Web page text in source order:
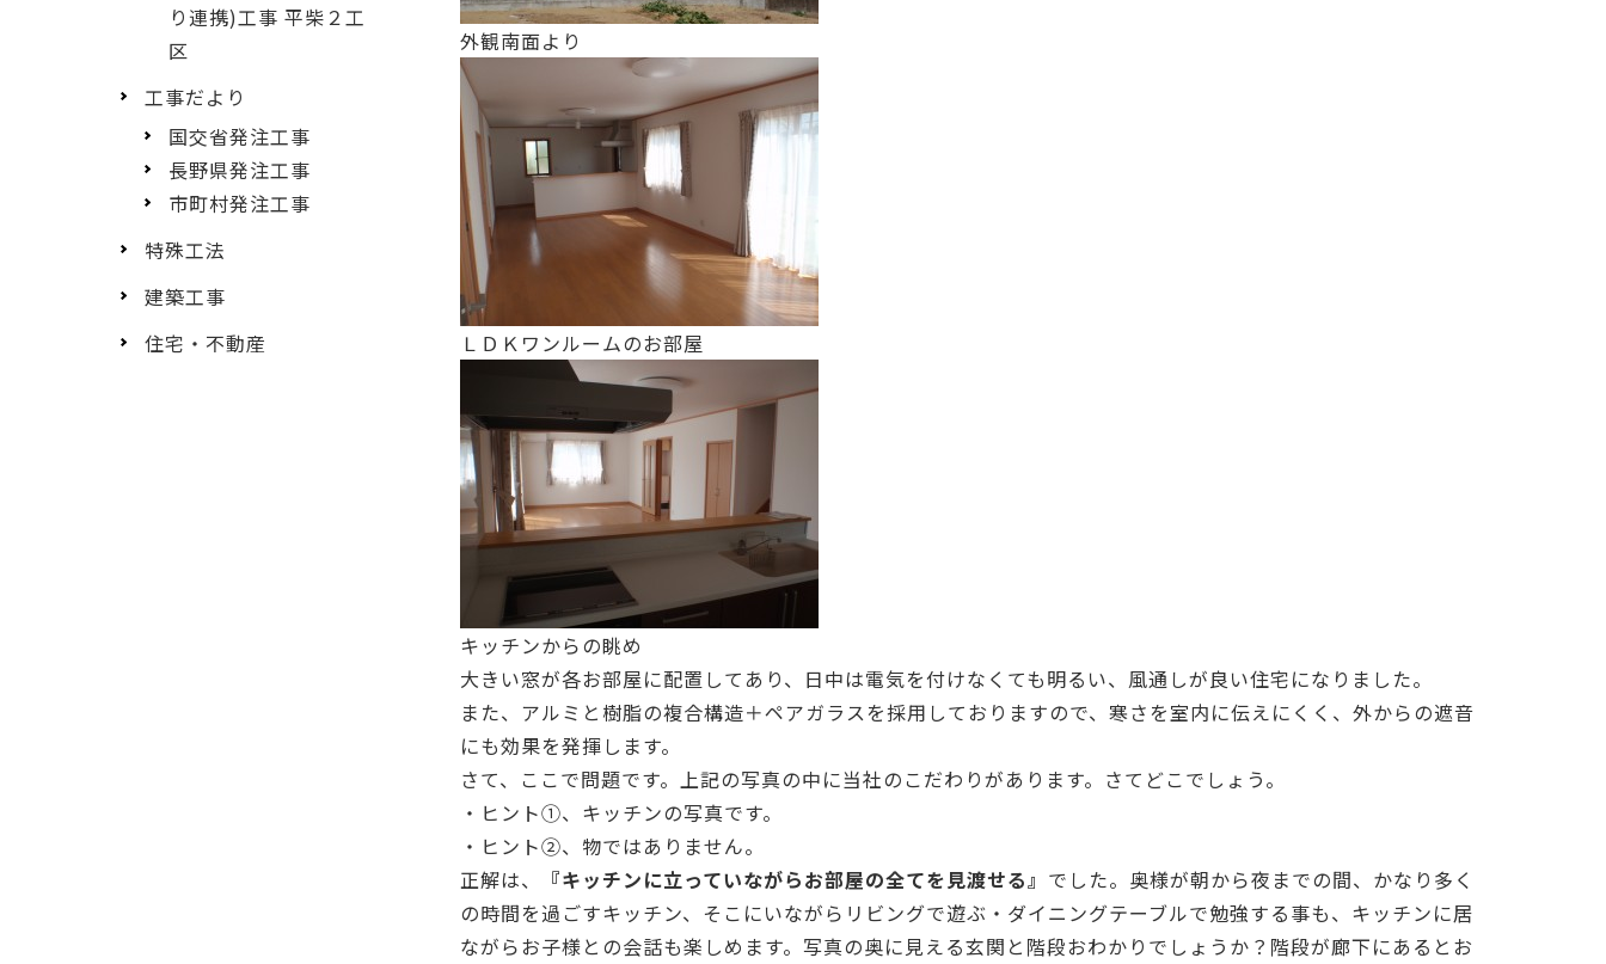
外観南面より
ＬＤＫワンルームのお部屋
キッチンからの眺め
大きい窓が各お部屋に配置してあり、日中は電気を付けなくても明るい、風通しが良い住宅になりました。
また、アルミと樹脂の複合構造＋ペアガラスを採用しておりますので、寒さを室内に伝えにくく、外からの遮音
にも効果を発揮します。
さて、ここで問題です。上記の写真の中に当社のこだわりがあります。さてどこでしょう。
・ヒント①、キッチンの写真です。
・ヒント②、物ではありません。
正解は、
『キッチンに立っていながらお部屋の全てを見渡せる』 でした。奥様が朝から夜までの間、かなり多く
の時間を過ごすキッチン、そこにいながらリビングで遊ぶ・ダイニングテーブルで勉強する事も、キッチンに居
ながらお子様との会話も楽しめます。写真の奥に見える玄関と階段おわかりでしょうか？階段が廊下にあるとお
り連携)工事 平柴２工
区
工事だより
国交省発注工事
長野県発注工事
市町村発注工事
特殊工法
建築工事
住宅・不動産